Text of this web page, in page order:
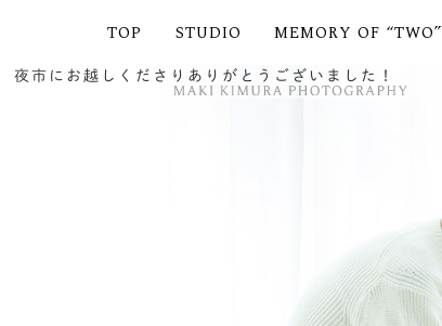
TOP STUDIO MEMORY OF “TWO”
夜市にお越しくださりありがとうございました！